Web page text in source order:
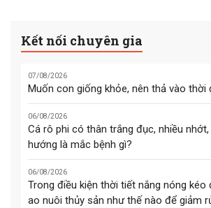
Kết nối chuyên gia
07/08/2026
Muốn con giống khỏe, nên thả vào thời
06/08/2026
Cá rô phi có thân trắng đục, nhiều
hướng là mắc bệnh gì?
06/08/2026
Trong điều kiện thời tiết nắng nóng kéo
ao nuôi thủy sản như thế nào để giảm